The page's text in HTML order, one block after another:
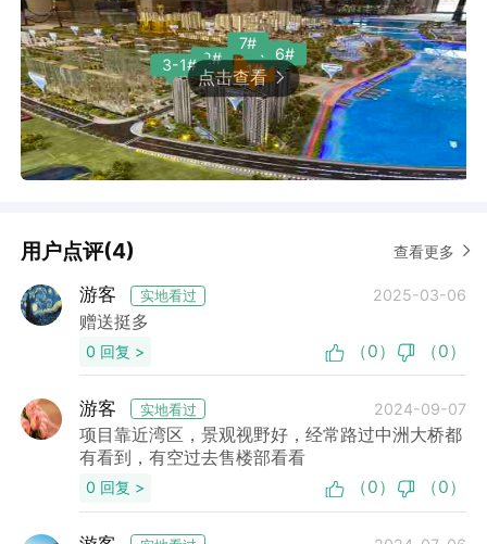
1#
2# 5#6#
7#
3-1#
点击查看
用户点评(4) 查看更多
游客 实地看过 2025-03-06
赠送挺多
0 回复 > （0） （0）
游客 实地看过 2024-09-07
项目靠近湾区，景观视野好，经常路过中洲大桥都
有看到，有空过去售楼部看看
0 回复 > （0） （0）